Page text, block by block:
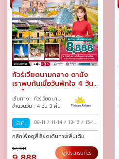
ทัวร์เวียดนามกลาง ดานัง
เราพบกันเมื่อวันพักใจ 4 วัน
3 คืน
เส้นทาง : ทัวร์เวียดนาม
จำนวนวัน : 4 วัน 3 คืน
ส.ค. 08-11 / 11-14 / 13-16 / 15-18
/17-20/18-21/20-23/
22-25
29 ส.ค.-01 ก.ย./
คลิกเพื่อดูพีเรียดเดินทางเพิ่มเติม
12,488
ดูโปรแกรมทัวร์